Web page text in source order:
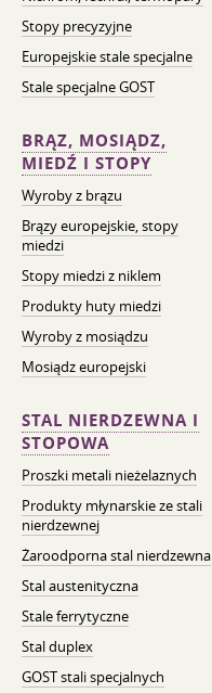
Stopy precyzyjne
Europejskie stale specjalne
Stale specjalne GOST
BRĄZ, MOSIĄDZ,
MIEDŹ I STOPY
Wyroby z brązu
Brązy europejskie, stopy
miedzi
Stopy miedzi z niklem
Produkty huty miedzi
Wyroby z mosiądzu
Mosiądz europejski
STAL NIERDZEWNA I
STOPOWA
Proszki metali nieżelaznych
Produkty młynarskie ze stali
nierdzewnej
Żaroodporna stal nierdzewna
Stal austenityczna
Stale ferrytyczne
Stal duplex
GOST stali specjalnych